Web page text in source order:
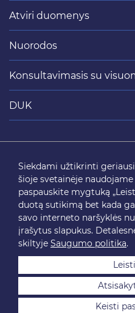
Atviri duomenys
Nuorodos
Konsultavimasis su
DUK
SEKITE MUS
2026 © SĮ „Susisiekimo
Siekdami užtikrinti
šioje svetainėje
paspauskite mygtuką
duotą sutikimą bet kada
savo interneto naršyklės
įrašytus slapukus.
skiltyje Saugumo politika.
Keisti